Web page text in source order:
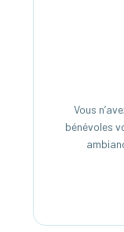
Vous
bénévoles